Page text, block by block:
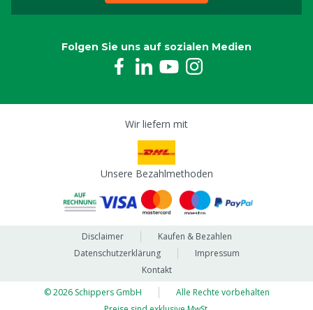
Folgen Sie uns auf sozialen Medien
Wir liefern mit
Unsere Bezahlmethoden
Disclaimer
Kaufen & Bezahlen
Datenschutzerklärung
Impressum
Kontakt
© 2026 Schippers GmbH
Alle Rechte vorbehalten